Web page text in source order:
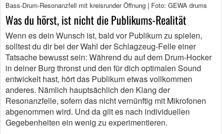
Bass-Drum-Resonanzfell mit kreisrunder Öffnung | Foto: GEWA drums
Was du hörst, ist nicht die Publikums-Realität
Wenn es dein Wunsch ist, bald vor Publikum zu spielen,
solltest du dir bei der Wahl der Schlagzeug-Felle einer
Tatsache bewusst sein: Während du auf dem Drum-Hocker
in deiner Burg thronst und den für dich optimalen Sound
entwickelt hast, hört das Publikum etwas vollkommen
anderes. Nämlich hauptsächlich den Klang der
Resonanzfelle, sofern das nicht vernünftig mit Mikrofonen
abgenommen wird. Und da gilt es nach individuellen
Gegebenheiten ein wenig zu experimentieren.